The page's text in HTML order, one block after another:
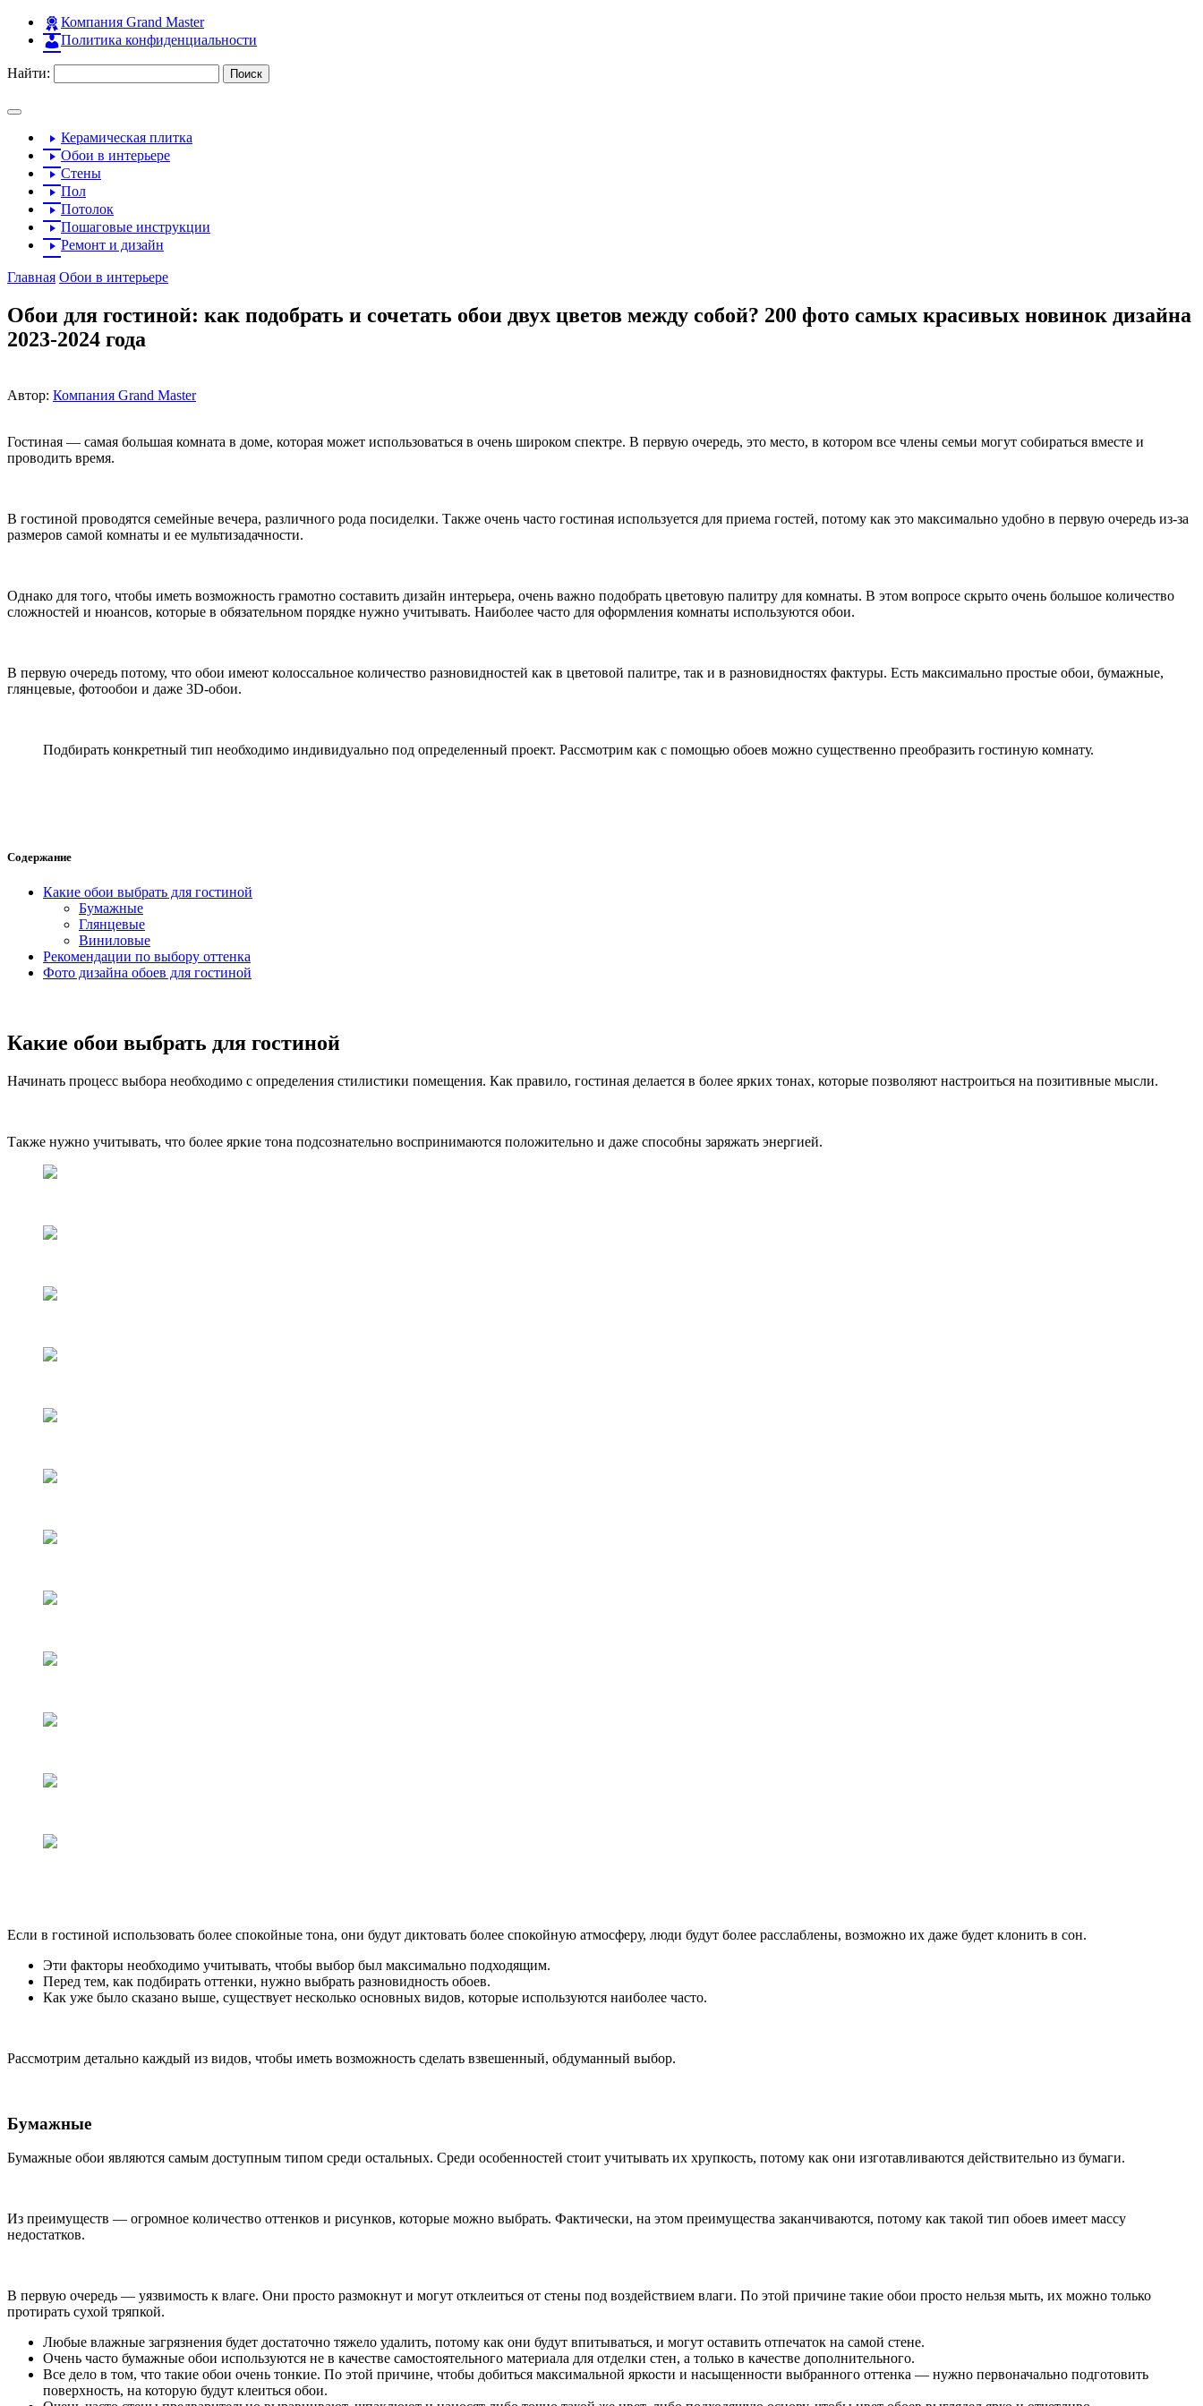
Компания Grand Master
Политика конфиденциальности
Найти:
Керамическая плитка
Обои в интерьере
Стены
Пол
Потолок
Пошаговые инструкции
Ремонт и дизайн
Главная Обои в интерьере
Обои для гостиной: как подобрать и сочетать обои двух цветов между собой? 200 фото самых красивых новинок дизайна
2023-2024 года
Автор: Компания Grand Master
Гостиная — самая большая комната в доме, которая может использоваться в очень широком спектре. В первую очередь, это место, в котором все члены семьи могут собираться вместе и
проводить время.
В гостиной проводятся семейные вечера, различного рода посиделки. Также очень часто гостиная используется для приема гостей, потому как это максимально удобно в первую очередь из-за
размеров самой комнаты и ее мультизадачности.
Однако для того, чтобы иметь возможность грамотно составить дизайн интерьера, очень важно подобрать цветовую палитру для комнаты. В этом вопросе скрыто очень большое количество
сложностей и нюансов, которые в обязательном порядке нужно учитывать. Наиболее часто для оформления комнаты используются обои.
В первую очередь потому, что обои имеют колоссальное количество разновидностей как в цветовой палитре, так и в разновидностях фактуры. Есть максимально простые обои, бумажные,
глянцевые, фотообои и даже 3D-обои.
Подбирать конкретный тип необходимо индивидуально под определенный проект. Рассмотрим как с помощью обоев можно существенно преобразить гостиную комнату.
Содержание
Какие обои выбрать для гостиной
Бумажные
Глянцевые
Виниловые
Рекомендации по выбору оттенка
Фото дизайна обоев для гостиной
Какие обои выбрать для гостиной
Начинать процесс выбора необходимо с определения стилистики помещения. Как правило, гостиная делается в более ярких тонах, которые позволяют настроиться на позитивные мысли.
Также нужно учитывать, что более яркие тона подсознательно воспринимаются положительно и даже способны заряжать энергией.
Если в гостиной использовать более спокойные тона, они будут диктовать более спокойную атмосферу, люди будут более расслаблены, возможно их даже будет клонить в сон.
Эти факторы необходимо учитывать, чтобы выбор был максимально подходящим.
Перед тем, как подбирать оттенки, нужно выбрать разновидность обоев.
Как уже было сказано выше, существует несколько основных видов, которые используются наиболее часто.
Рассмотрим детально каждый из видов, чтобы иметь возможность сделать взвешенный, обдуманный выбор.
Бумажные
Бумажные обои являются самым доступным типом среди остальных. Среди особенностей стоит учитывать их хрупкость, потому как они изготавливаются действительно из бумаги.
Из преимуществ — огромное количество оттенков и рисунков, которые можно выбрать. Фактически, на этом преимущества заканчиваются, потому как такой тип обоев имеет массу
недостатков.
В первую очередь — уязвимость к влаге. Они просто размокнут и могут отклеиться от стены под воздействием влаги. По этой причине такие обои просто нельзя мыть, их можно только
протирать сухой тряпкой.
Любые влажные загрязнения будет достаточно тяжело удалить, потому как они будут впитываться, и могут оставить отпечаток на самой стене.
Очень часто бумажные обои используются не в качестве самостоятельного материала для отделки стен, а только в качестве дополнительного.
Все дело в том, что такие обои очень тонкие. По этой причине, чтобы добиться максимальной яркости и насыщенности выбранного оттенка — нужно первоначально подготовить
поверхность, на которую будут клеиться обои.